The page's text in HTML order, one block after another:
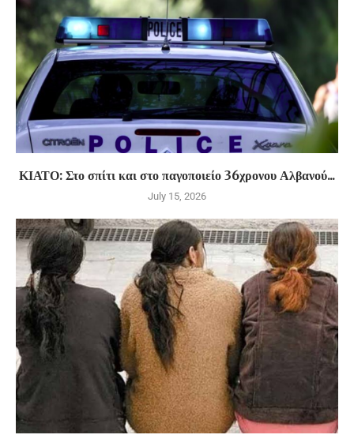
ΚΙΑΤΟ: Στο σπίτι και στο παγοποιείο 36χρονου Αλβανού...
July 15, 2026